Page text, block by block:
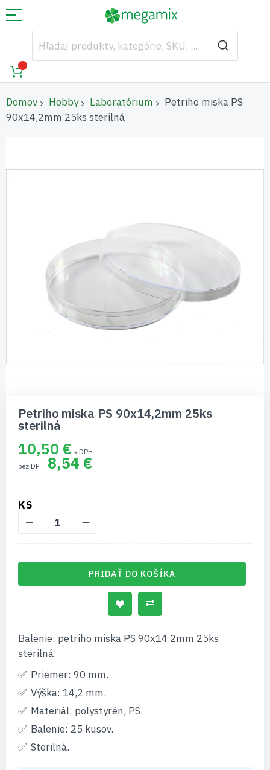
Domov Hobby Laboratórium
Petriho miska PS
90x14,2mm 25ks sterilná
galérie
začiatok
galérie
Petriho miska PS 90x14,2mm 25ks
sterilná
10,50 €
8,54 €
KS
PRIDAŤ DO KOŠÍKA
Balenie: petriho miska PS 90x14,2mm 25ks
sterilná.
Priemer: 90 mm.
Výška: 14,2 mm.
Materiál: polystyrén, PS.
Balenie: 25 kusov.
Sterilná.